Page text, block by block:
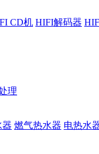
CD机 HIFI解码器
理
器 燃气热水器 电热水